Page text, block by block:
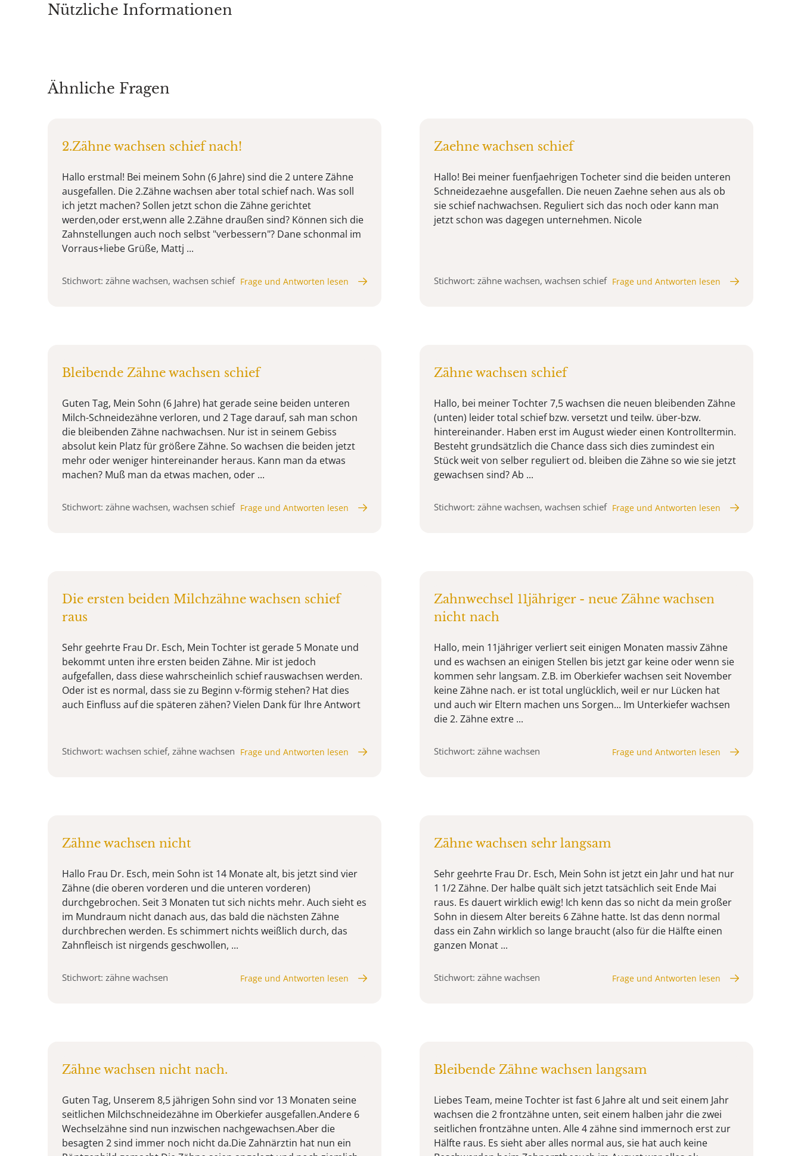
Nützliche Informationen
Ähnliche Fragen
2.Zähne wachsen schief nach!
Hallo erstmal! Bei meinem Sohn (6 Jahre) sind die 2 untere Zähne
ausgefallen. Die 2.Zähne wachsen aber total schief nach. Was soll
ich jetzt machen? Sollen jetzt schon die Zähne gerichtet
werden,oder erst,wenn alle 2.Zähne draußen sind? Können sich die
Zahnstellungen auch noch selbst "verbessern"? Dane schonmal im
Vorraus+liebe Grüße, Mattj ...
Stichwort: zähne wachsen, wachsen schief Frage und Antworten lesen
Zaehne wachsen schief
Hallo! Bei meiner fuenfjaehrigen Tocheter sind die beiden unteren
Schneidezaehne ausgefallen. Die neuen Zaehne sehen aus als ob
sie schief nachwachsen. Reguliert sich das noch oder kann man
jetzt schon was dagegen unternehmen. Nicole
Stichwort: zähne wachsen, wachsen schief Frage und Antworten lesen
Bleibende Zähne wachsen schief
Guten Tag, Mein Sohn (6 Jahre) hat gerade seine beiden unteren
Milch-Schneidezähne verloren, und 2 Tage darauf, sah man schon
die bleibenden Zähne nachwachsen. Nur ist in seinem Gebiss
absolut kein Platz für größere Zähne. So wachsen die beiden jetzt
mehr oder weniger hintereinander heraus. Kann man da etwas
machen? Muß man da etwas machen, oder ...
Stichwort: zähne wachsen, wachsen schief Frage und Antworten lesen
Zähne wachsen schief
Hallo, bei meiner Tochter 7,5 wachsen die neuen bleibenden Zähne
(unten) leider total schief bzw. versetzt und teilw. über-bzw.
hintereinander. Haben erst im August wieder einen Kontrolltermin.
Besteht grundsätzlich die Chance dass sich dies zumindest ein
Stück weit von selber reguliert od. bleiben die Zähne so wie sie jetzt
gewachsen sind? Ab ...
Stichwort: zähne wachsen, wachsen schief Frage und Antworten lesen
Die ersten beiden Milchzähne wachsen schief
raus
Sehr geehrte Frau Dr. Esch, Mein Tochter ist gerade 5 Monate und
bekommt unten ihre ersten beiden Zähne. Mir ist jedoch
aufgefallen, dass diese wahrscheinlich schief rauswachsen werden.
Oder ist es normal, dass sie zu Beginn v-förmig stehen? Hat dies
auch Einfluss auf die späteren zähen? Vielen Dank für Ihre Antwort
Stichwort: wachsen schief, zähne wachsen Frage und Antworten lesen
Zahnwechsel 11jähriger - neue Zähne wachsen
nicht nach
Hallo, mein 11jähriger verliert seit einigen Monaten massiv Zähne
und es wachsen an einigen Stellen bis jetzt gar keine oder wenn sie
kommen sehr langsam. Z.B. im Oberkiefer wachsen seit November
keine Zähne nach. er ist total unglücklich, weil er nur Lücken hat
und auch wir Eltern machen uns Sorgen... Im Unterkiefer wachsen
die 2. Zähne extre ...
Stichwort: zähne wachsen Frage und Antworten lesen
Zähne wachsen nicht
Hallo Frau Dr. Esch, mein Sohn ist 14 Monate alt, bis jetzt sind vier
Zähne (die oberen vorderen und die unteren vorderen)
durchgebrochen. Seit 3 Monaten tut sich nichts mehr. Auch sieht es
im Mundraum nicht danach aus, das bald die nächsten Zähne
durchbrechen werden. Es schimmert nichts weißlich durch, das
Zahnfleisch ist nirgends geschwollen, ...
Stichwort: zähne wachsen Frage und Antworten lesen
Zähne wachsen sehr langsam
Sehr geehrte Frau Dr. Esch, Mein Sohn ist jetzt ein Jahr und hat nur
1 1/2 Zähne. Der halbe quält sich jetzt tatsächlich seit Ende Mai
raus. Es dauert wirklich ewig! Ich kenn das so nicht da mein großer
Sohn in diesem Alter bereits 6 Zähne hatte. Ist das denn normal
dass ein Zahn wirklich so lange braucht (also für die Hälfte einen
ganzen Monat ...
Stichwort: zähne wachsen Frage und Antworten lesen
Zähne wachsen nicht nach.
Guten Tag, Unserem 8,5 jährigen Sohn sind vor 13 Monaten seine
seitlichen Milchschneidezähne im Oberkiefer ausgefallen.Andere 6
Wechselzähne sind nun inzwischen nachgewachsen.Aber die
besagten 2 sind immer noch nicht da.Die Zahnärztin hat nun ein
Bleibende Zähne wachsen langsam
Liebes Team, meine Tochter ist fast 6 Jahre alt und seit einem Jahr
wachsen die 2 frontzähne unten, seit einem halben jahr die zwei
seitlichen frontzähne unten. Alle 4 zähne sind immernoch erst zur
Hälfte raus. Es sieht aber alles normal aus, sie hat auch keine